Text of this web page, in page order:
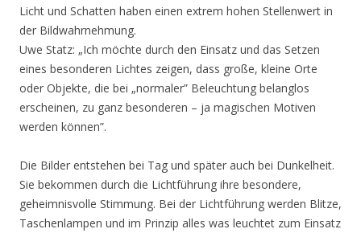
Licht und Schatten haben einen extrem hohen Stellenwert in
der Bildwahrnehmung.
Uwe Statz: „Ich möchte durch den Einsatz und das Setzen
eines besonderen Lichtes zeigen, dass große, kleine Orte
oder Objekte, die bei „normaler” Beleuchtung belanglos
erscheinen, zu ganz besonderen – ja magischen Motiven
werden können”.
Die Bilder entstehen bei Tag und später auch bei Dunkelheit.
Sie bekommen durch die Lichtführung ihre besondere,
geheimnisvolle Stimmung. Bei der Lichtführung werden Blitze,
Taschenlampen und im Prinzip alles was leuchtet zum Einsatz